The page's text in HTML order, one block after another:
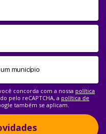
concorda com a nossa política
pelo reCAPTCHA, a política de
também se aplicam.